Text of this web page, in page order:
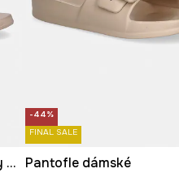
Pantofle s odkrytými prsty dámské
-44%
FINAL SALE
Pantofle dámské